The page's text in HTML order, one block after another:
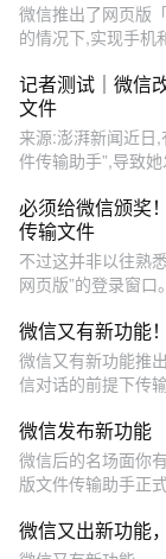
微信推出了网页版
的情况下,实现手机
记者测试｜微信
文件
来源:澎湃新闻近日
件传输助手”,导致
必须给微信颁奖
传输文件
不过这并非以往熟
网页版”的登录窗
微信又有新功能
微信又有新功能推
信对话的前提下传
微信发布新功能
微信后的名场面你
版文件传输助手正
微信又出新功能